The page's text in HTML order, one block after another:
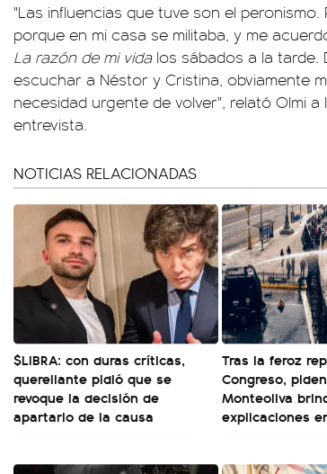
"Las influencias que tuve son el
porque en mi casa se militaba, y me
La razón de mi vidalos sábados a la tarde.
escuchar a Néstor y Cristina, obviamente
necesidad urgente de volver", relató Olmi
entrevista.
NOTICIAS RELACIONADAS
$LIBRA: con duras críticas,
querellante pidió que se
revoque la decisión de
apartarlo de la causa
Tras la feroz
Congreso,
Monteoliva
explicaciones